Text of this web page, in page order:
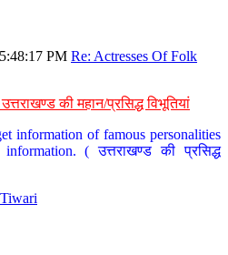
PM Re: Actresses Of Folk
की महान/प्रसिद्ध विभूतियां
information of famous personalities
( उत्तराखण्ड की प्रसिद्ध